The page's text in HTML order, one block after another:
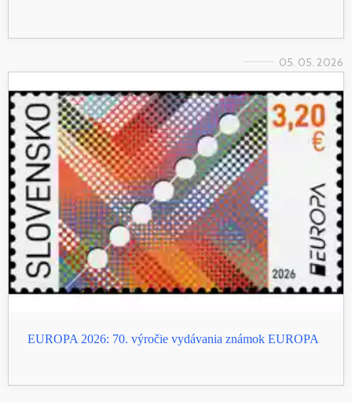
05. 05. 2026
EUROPA 2026: 70. výročie vydávania známok EUROPA